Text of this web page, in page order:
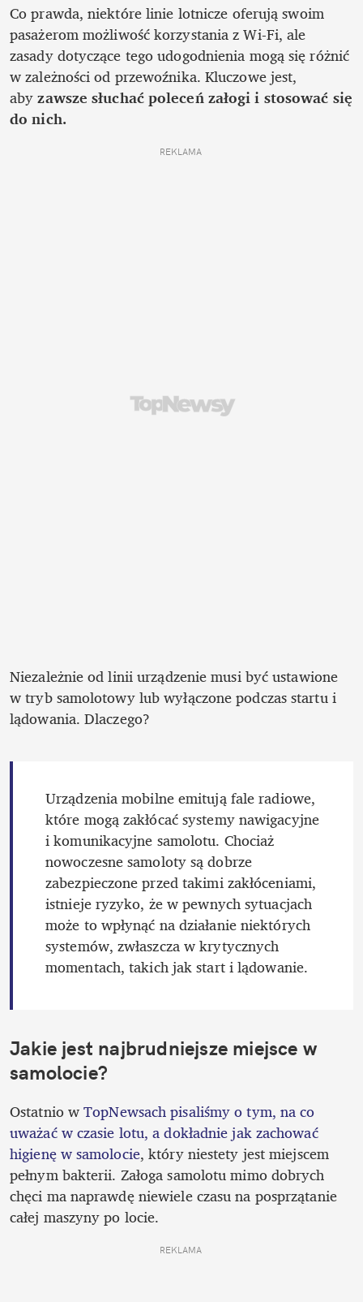
Co prawda, niektóre linie lotnicze oferują swoim
pasażerom możliwość korzystania z Wi-Fi, ale
zasady dotyczące tego udogodnienia mogą się różnić
w zależności od przewoźnika. Kluczowe jest,
aby zawsze słuchać poleceń załogi i stosować się
do nich.
REKLAMA
Niezależnie od linii urządzenie musi być ustawione
w tryb samolotowy lub wyłączone podczas startu i
lądowania. Dlaczego?
Urządzenia mobilne emitują fale radiowe,
które mogą zakłócać systemy nawigacyjne
i komunikacyjne samolotu. Chociaż
nowoczesne samoloty są dobrze
zabezpieczone przed takimi zakłóceniami,
istnieje ryzyko, że w pewnych sytuacjach
może to wpłynąć na działanie niektórych
systemów, zwłaszcza w krytycznych
momentach, takich jak start i lądowanie.
Jakie jest najbrudniejsze miejsce w
samolocie?
Ostatnio w TopNewsach pisaliśmy o tym, na co
uważać w czasie lotu, a dokładnie jak zachować
higienę w samolocie, który niestety jest miejscem
pełnym bakterii. Załoga samolotu mimo dobrych
chęci ma naprawdę niewiele czasu na posprzątanie
całej maszyny po locie.
REKLAMA